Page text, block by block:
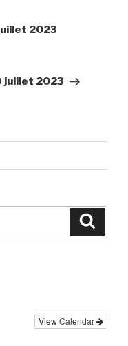
2023
juillet 2023
View Calendar